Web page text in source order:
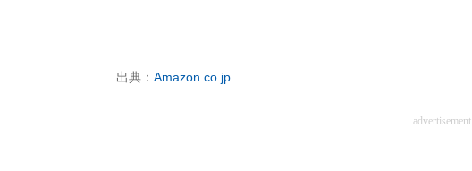
出典： Amazon.co.jp
advertisement